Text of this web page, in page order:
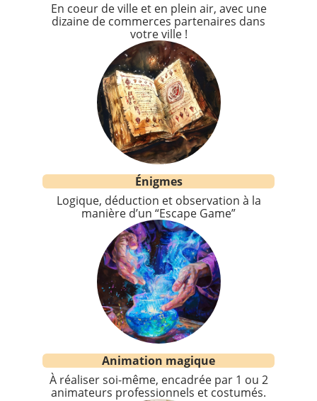
En coeur de ville et en plein air, avec une
dizaine de commerces partenaires dans
votre ville !
Énigmes
Logique, déduction et observation à la
manière d’un “Escape Game”
Animation magique
À réaliser soi-même, encadrée par 1 ou 2
animateurs professionnels et costumés.